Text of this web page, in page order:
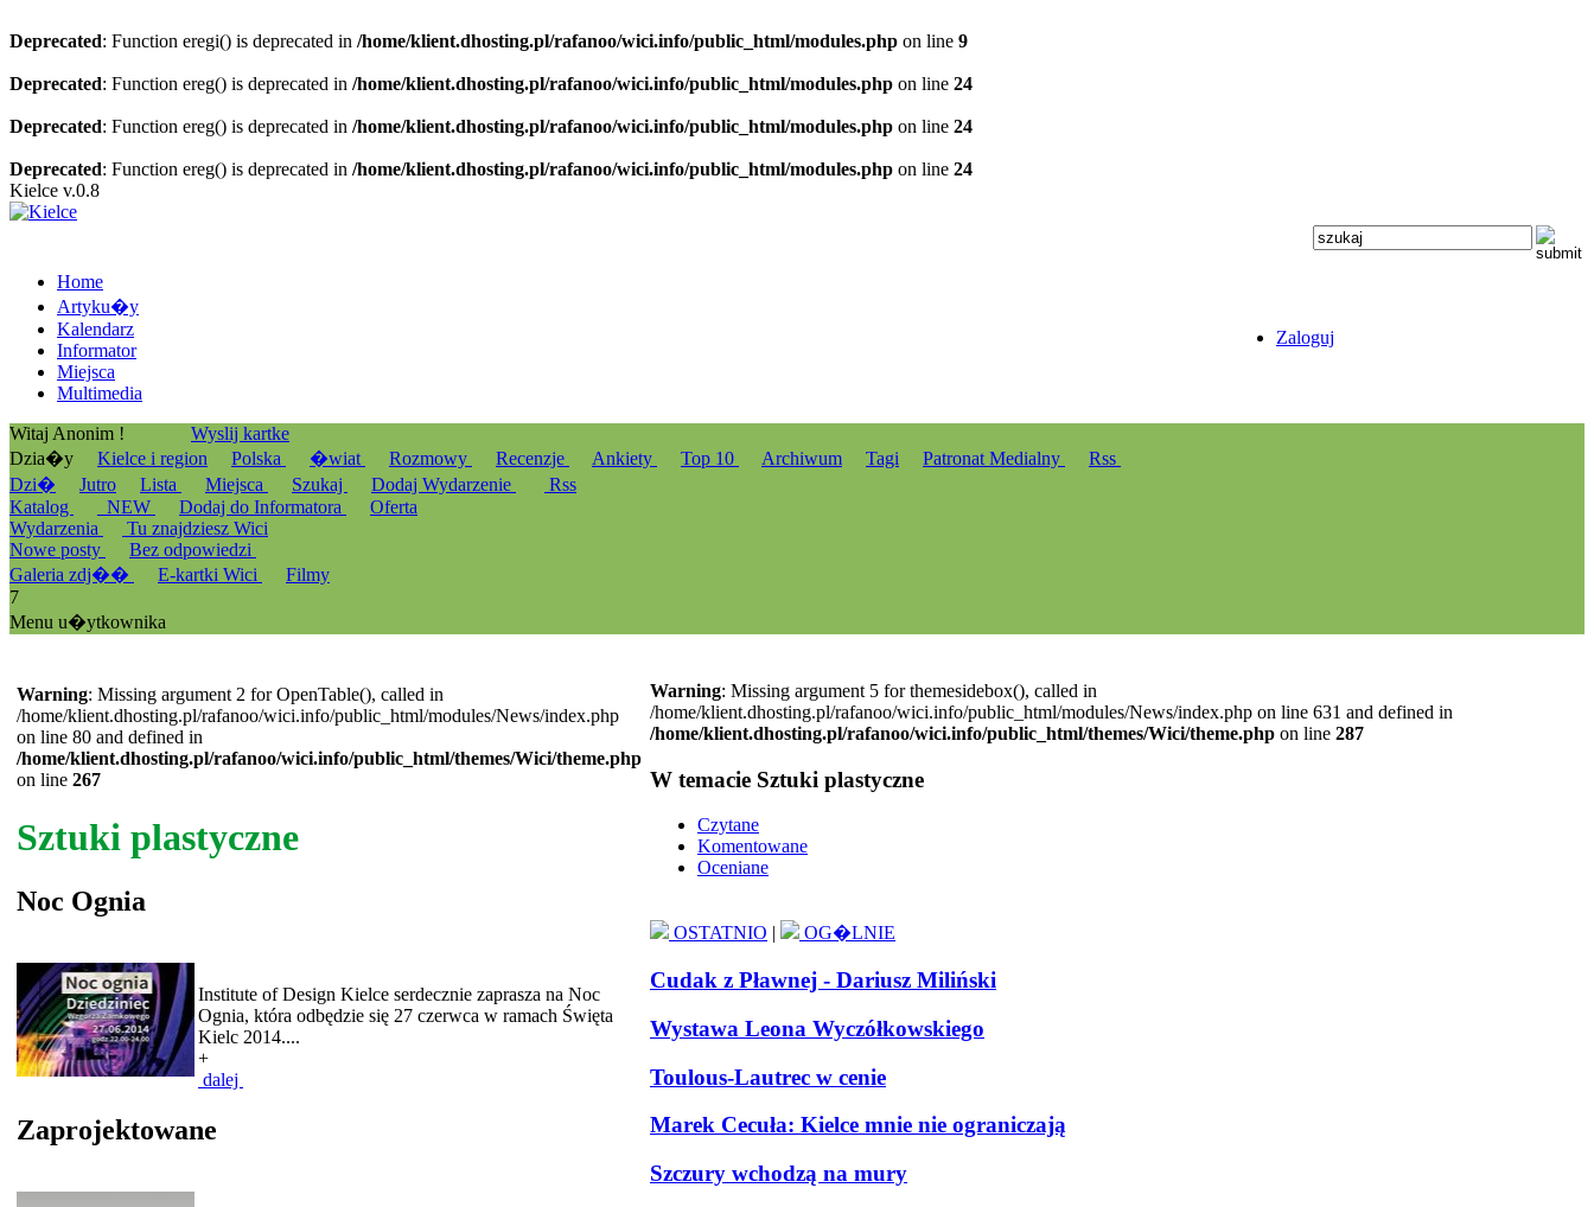
Deprecated: Function eregi() is deprecated in /home/klient.dhosting.pl/rafanoo/wici.info/public_html/modules.php on line 9
Deprecated: Function ereg() is deprecated in /home/klient.dhosting.pl/rafanoo/wici.info/public_html/modules.php on line 24
Deprecated: Function ereg() is deprecated in /home/klient.dhosting.pl/rafanoo/wici.info/public_html/modules.php on line 24
Deprecated: Function ereg() is deprecated in /home/klient.dhosting.pl/rafanoo/wici.info/public_html/modules.php on line 24
Kielce v.0.8
Home
Artyku�y
Kalendarz
Informator
Miejsca
Multimedia
Zaloguj
Witaj Anonim !
Wyslij kartke
Dzia�y
Kielce i region Polska �wiat Rozmowy Recenzje Ankiety Top 10 Archiwum Tagi Patronat Medialny
Rss
Dzi�
Jutro Lista Miejsca Szukaj Dodaj Wydarzenie
Rss
Katalog
_NEW Dodaj do Informatora
Oferta
Wydarzenia
Tu znajdziesz Wici
Nowe posty
Bez odpowiedzi
Galeria zdj��
E-kartki Wici
Filmy
7
Menu u�ytkownika
Warning: Missing argument 2 for OpenTable(), called in
/home/klient.dhosting.pl/rafanoo/wici.info/public_html/modules/News/index.php
on line 80 and defined in
/home/klient.dhosting.pl/rafanoo/wici.info/public_html/themes/Wici/theme.php
on line 267
Sztuki plastyczne
Noc Ognia
Institute of Design Kielce serdecznie zaprasza na Noc
Ognia, która odbędzie się 27 czerwca w ramach Święta
Kielc 2014....
+
dalej
Zaprojektowane
Warning: Missing argument 5 for themesidebox(), called in
/home/klient.dhosting.pl/rafanoo/wici.info/public_html/modules/News/index.php on line 631 and defined in
/home/klient.dhosting.pl/rafanoo/wici.info/public_html/themes/Wici/theme.php on line 287
W temacie Sztuki plastyczne
Czytane
Komentowane
Oceniane
OSTATNIO | OG�LNIE
Cudak z Pławnej - Dariusz Miliński
Wystawa Leona Wyczółkowskiego
Toulous-Lautrec w cenie
Marek Cecuła: Kielce mnie nie ograniczają
Szczury wchodzą na mury